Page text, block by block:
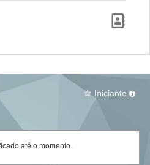
star_border Iniciante
até o momento.